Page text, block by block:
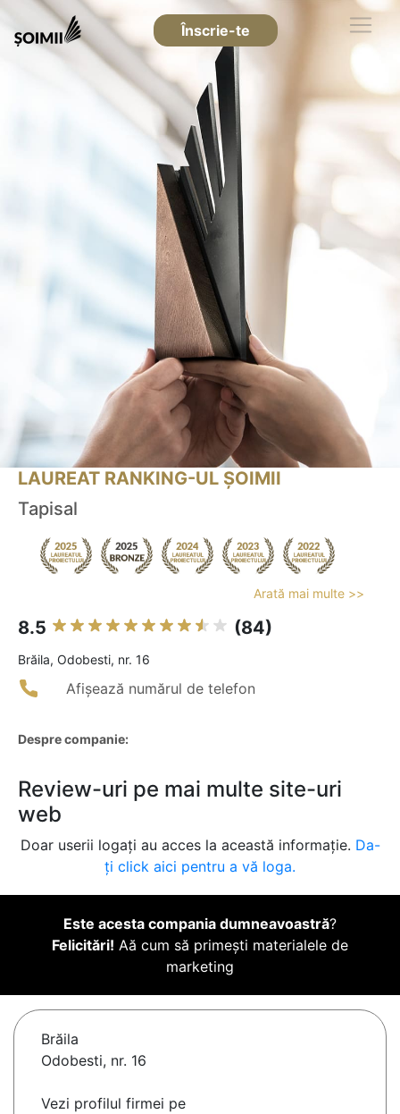
Înscrie-te
LAUREAT RANKING-UL ȘOIMII
Tapisal
Arată mai multe >>
8.5 (84)
Brăila, Odobesti, nr. 16
Afișează numărul de telefon
Despre companie:
Review-uri pe mai multe site-uri
web
Doar userii logați au acces la această informație. Da-
ți click aici pentru a vă loga.
Este acesta compania dumneavoastră?
Felicitări! Aă cum să primești materialele de
marketing
Brăila
Odobesti, nr. 16
Vezi profilul firmei pe